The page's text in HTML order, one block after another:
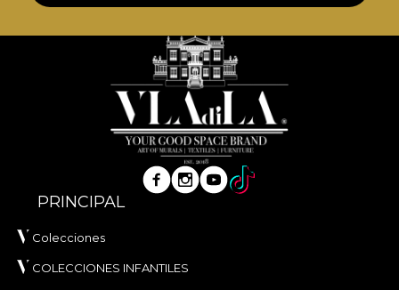
PRINCIPAL
Colecciones
COLECCIONES INFANTILES